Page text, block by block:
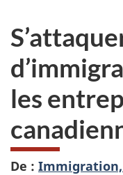
les
De : Immigration,